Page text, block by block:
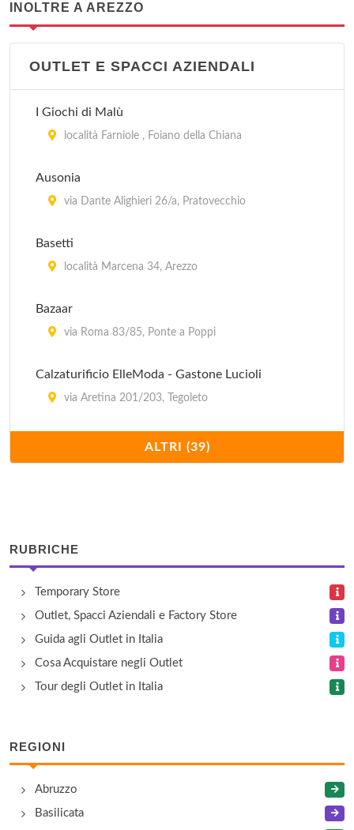
INOLTRE A AREZZO
OUTLET E SPACCI AZIENDALI
I Giochi di Malù
località Farniole , Foiano della Chiana
Ausonia
via Dante Alighieri 26/a, Pratovecchio
Basetti
località Marcena 34, Arezzo
Bazaar
via Roma 83/85, Ponte a Poppi
Calzaturificio ElleModa - Gastone Lucioli
via Aretina 201/203, Tegoleto
Calzaturificio Fratelli Soldini
via Vittorio Veneto 55, Capolona
Calzaturificio Soldini
via della Battaglia 19, Anghiari
Calzaturificio Soldini
via Vittorio Veneto 55 a-b-c, Capolona
Cantarelli & C.
strada Statale 71 143/144, Arezzo
ALTRI (39)
RUBRICHE
Temporary Store
Outlet, Spacci Aziendali e Factory Store
Guida agli Outlet in Italia
Cosa Acquistare negli Outlet
Tour degli Outlet in Italia
REGIONI
Abruzzo
Basilicata